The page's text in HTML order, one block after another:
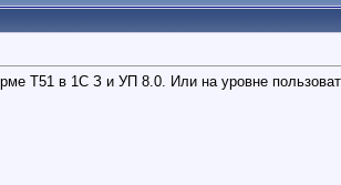
Т51 в 1С З и УП 8.0. Или на уровне